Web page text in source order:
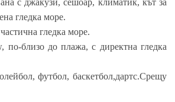
гледка море.
гледка море.
по-близо до плажа, с директна гледка
футбол, баскетбол,дартс.Срещу